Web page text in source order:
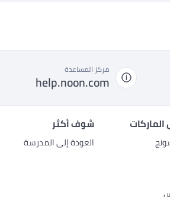
مركز المساعدة
help.noon.com
شوف أكثر
العودة إلى المدرسة